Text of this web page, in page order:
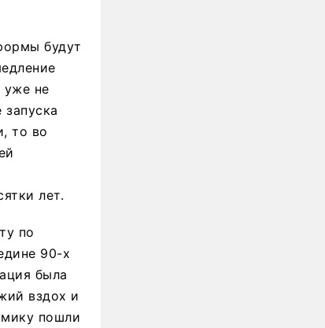
будут
уже не
то во
лет.
по
90-х
была
вздох и
пошли